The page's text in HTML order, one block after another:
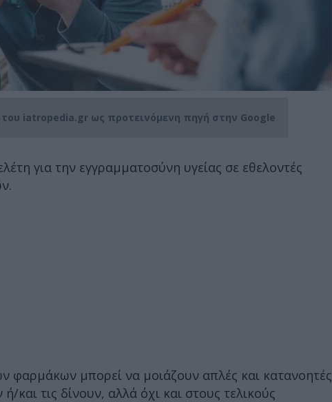
iatropedia.gr ως προτεινόμενη πηγή στην Google
για την εγγραμματοσύνη υγείας σε εθελοντές
φαρμάκων μπορεί να μοιάζουν απλές και κατανοητές
και τις δίνουν, αλλά όχι και στους τελικούς